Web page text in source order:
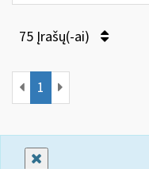
75 Įrašų(-ai)
1